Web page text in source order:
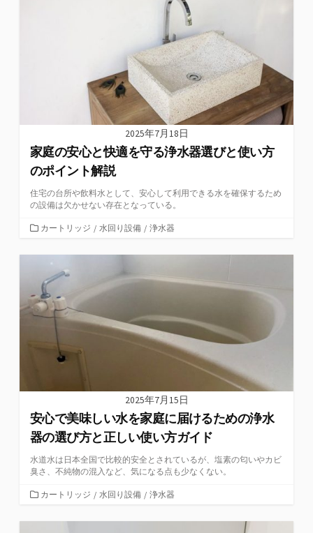
2025年7月18日
家庭の安心と快適を守る浄水器選びと使い方
のポイント解説
住宅の台所や飲料水として、安心して利用できる水を確保するため
の設備は欠かせない存在となっている。
カ
ゴ
ー
カートリッジ / 水回り設備 / 浄水器
2025年7月15日
安心で美味しい水を家庭に届けるための浄水
器の選び方と正しい使い方ガイド
水道水は日本全国で比較的安全とされているが、塩素の匂いやカビ
臭さ、不純物の混入など、気になる点も少なくない。
カ
ゴ
カートリッジ / 水回り設備 / 浄水器